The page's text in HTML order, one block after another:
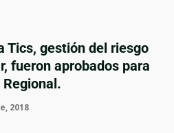
Tics, gestión del riesgo
fueron aprobados para
Regional.
2018